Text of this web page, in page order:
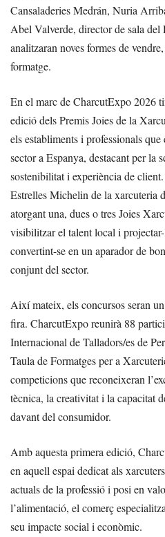
Cansaladeries Medrán, Nuria
Abel Valverde, director de sala del
analitzaran noves formes de
formatge.
En el marc de CharcutExpo 2026
edició dels Premis Joies de la
els establiments i professionals
sector a Espanya, destacant per la
sostenibilitat i experiència de
Estrelles Michelin de la xarcuteria
atorgant una, dues o tres Joies
visibilitzar el talent local i
convertint-se en un aparador de
conjunt del sector.
Així mateix, els concursos seran
fira. CharcutExpo reunirà 88
Internacional de Talladors/es de
Taula de Formatges per a
competicions que reconeixeran
tècnica, la creativitat i la capacitat
davant del consumidor.
Amb aquesta primera edició,
en aquell espai dedicat als
actuals de la professió i posi en
l’alimentació, el comerç
seu impacte social i econòmic.